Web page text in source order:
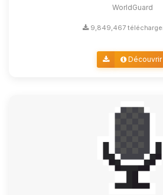
WorldGuard
9,849,467
Découvrir